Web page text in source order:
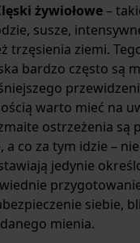
żywiołowe –
susze,
trzęsienia ziemi.
bardzo często są
warto mieć na
ostrzeżenia są
a co za tym idzie –
jedynie
siebie,
mienia.